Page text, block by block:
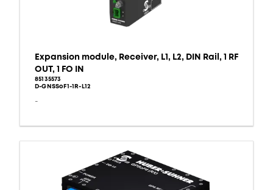
Expansion module, Receiver, L1, L2, DIN Rail, 1 RF
OUT, 1 FO IN
85135573
D-GNSSoF1-1R-L12
-